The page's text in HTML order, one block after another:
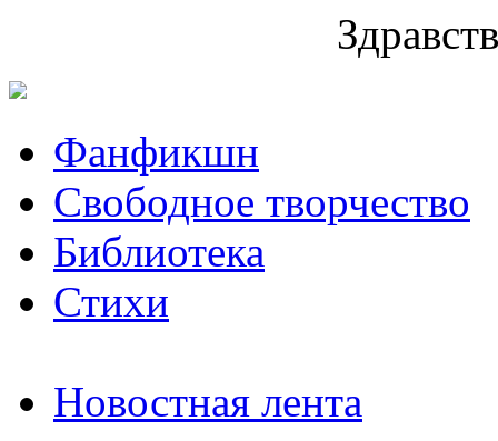
Фанфикшн
Свободное творчество
Библиотека
Стихи
Новостная лента